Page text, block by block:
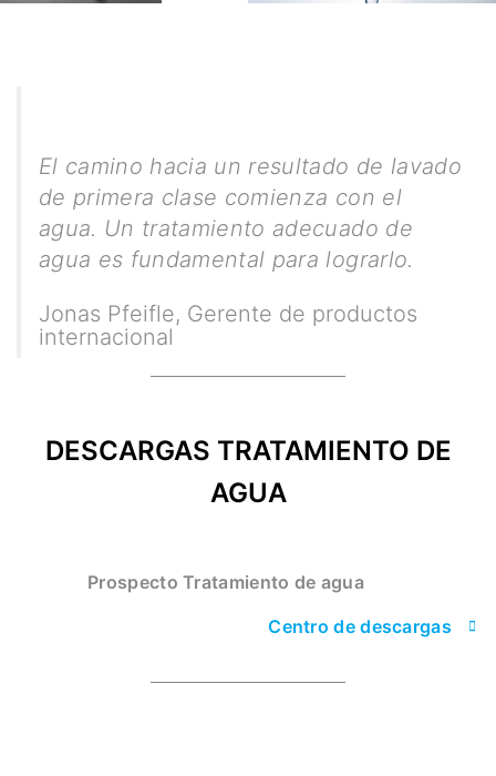
El camino hacia un resultado de lavado
de primera clase comienza con el
agua. Un tratamiento adecuado de
agua es fundamental para lograrlo.
Jonas Pfeifle, Gerente de productos
internacional
DESCARGAS TRATAMIENTO DE
AGUA
Prospecto Tratamiento de agua
Centro de descargas